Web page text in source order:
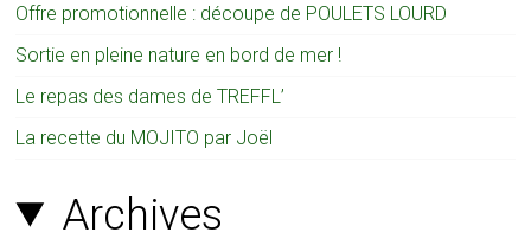
Offre promotionnelle : découpe de POULETS LOURD
Sortie en pleine nature en bord de mer !
Le repas des dames de TREFFL’
La recette du MOJITO par Joël
Archives